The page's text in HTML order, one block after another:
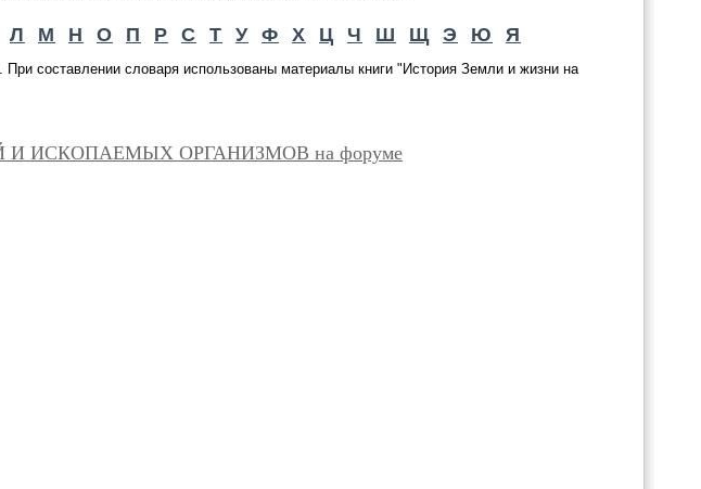
Л М Н О П Р С Т У Ф Х Ц Ч Ш Щ Э Ю Я
составлении словаря использованы материалы книги "История Земли и жизни на
И ИСКОПАЕМЫХ ОРГАНИЗМОВ на форуме